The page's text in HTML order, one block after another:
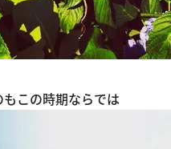
この時期ならでは